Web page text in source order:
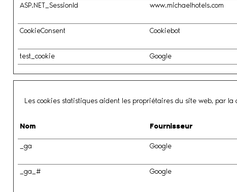
ASP.NET_SessionId www.michaelhotels.com
CookieConsent Cookiebot
test_cookie Google
Les cookies statistiques aident les propriétaires du site web, par
Nom Fournisseur
_ga Google
_ga_# Google